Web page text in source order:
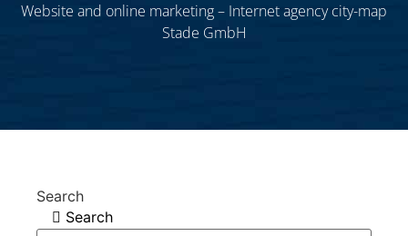
Website and online marketing – Internet agency city-map
Stade GmbH
Search
Search